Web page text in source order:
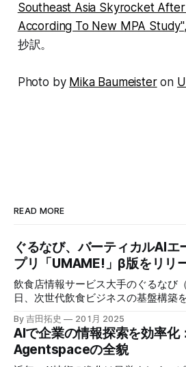
Southeast Asia Skyrocket
According To New MPA
抄訳。
Photo by Mika Baumeisteron
READ MORE
ぐるなび、バーティカルAIエ
プリ「UMAME!」β版をリリ
飲食店情報サービス大手のぐるなび
日、次世代飲食ビジネスの基盤構築
プロジェクト」の初成果として、新
「UMAME!（うまみー！）」のβ版を
By 吉田拓史 20 1月 2025
AIで企業の情報探索を効率
Agentspaceの全貌